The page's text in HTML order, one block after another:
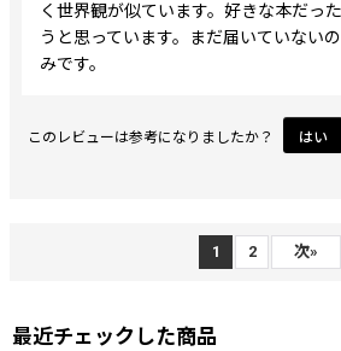
く世界観が似ています。好きな本だっ
うと思っています。まだ届いていない
みです。
このレビューは参考になりましたか？ はい
1 2 次»
最近チェックした商品